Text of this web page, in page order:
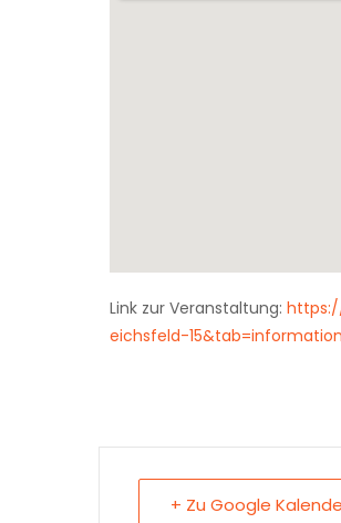
Link zur Veranstaltung:
eichsfeld-15&tab=information
+ Zu Google